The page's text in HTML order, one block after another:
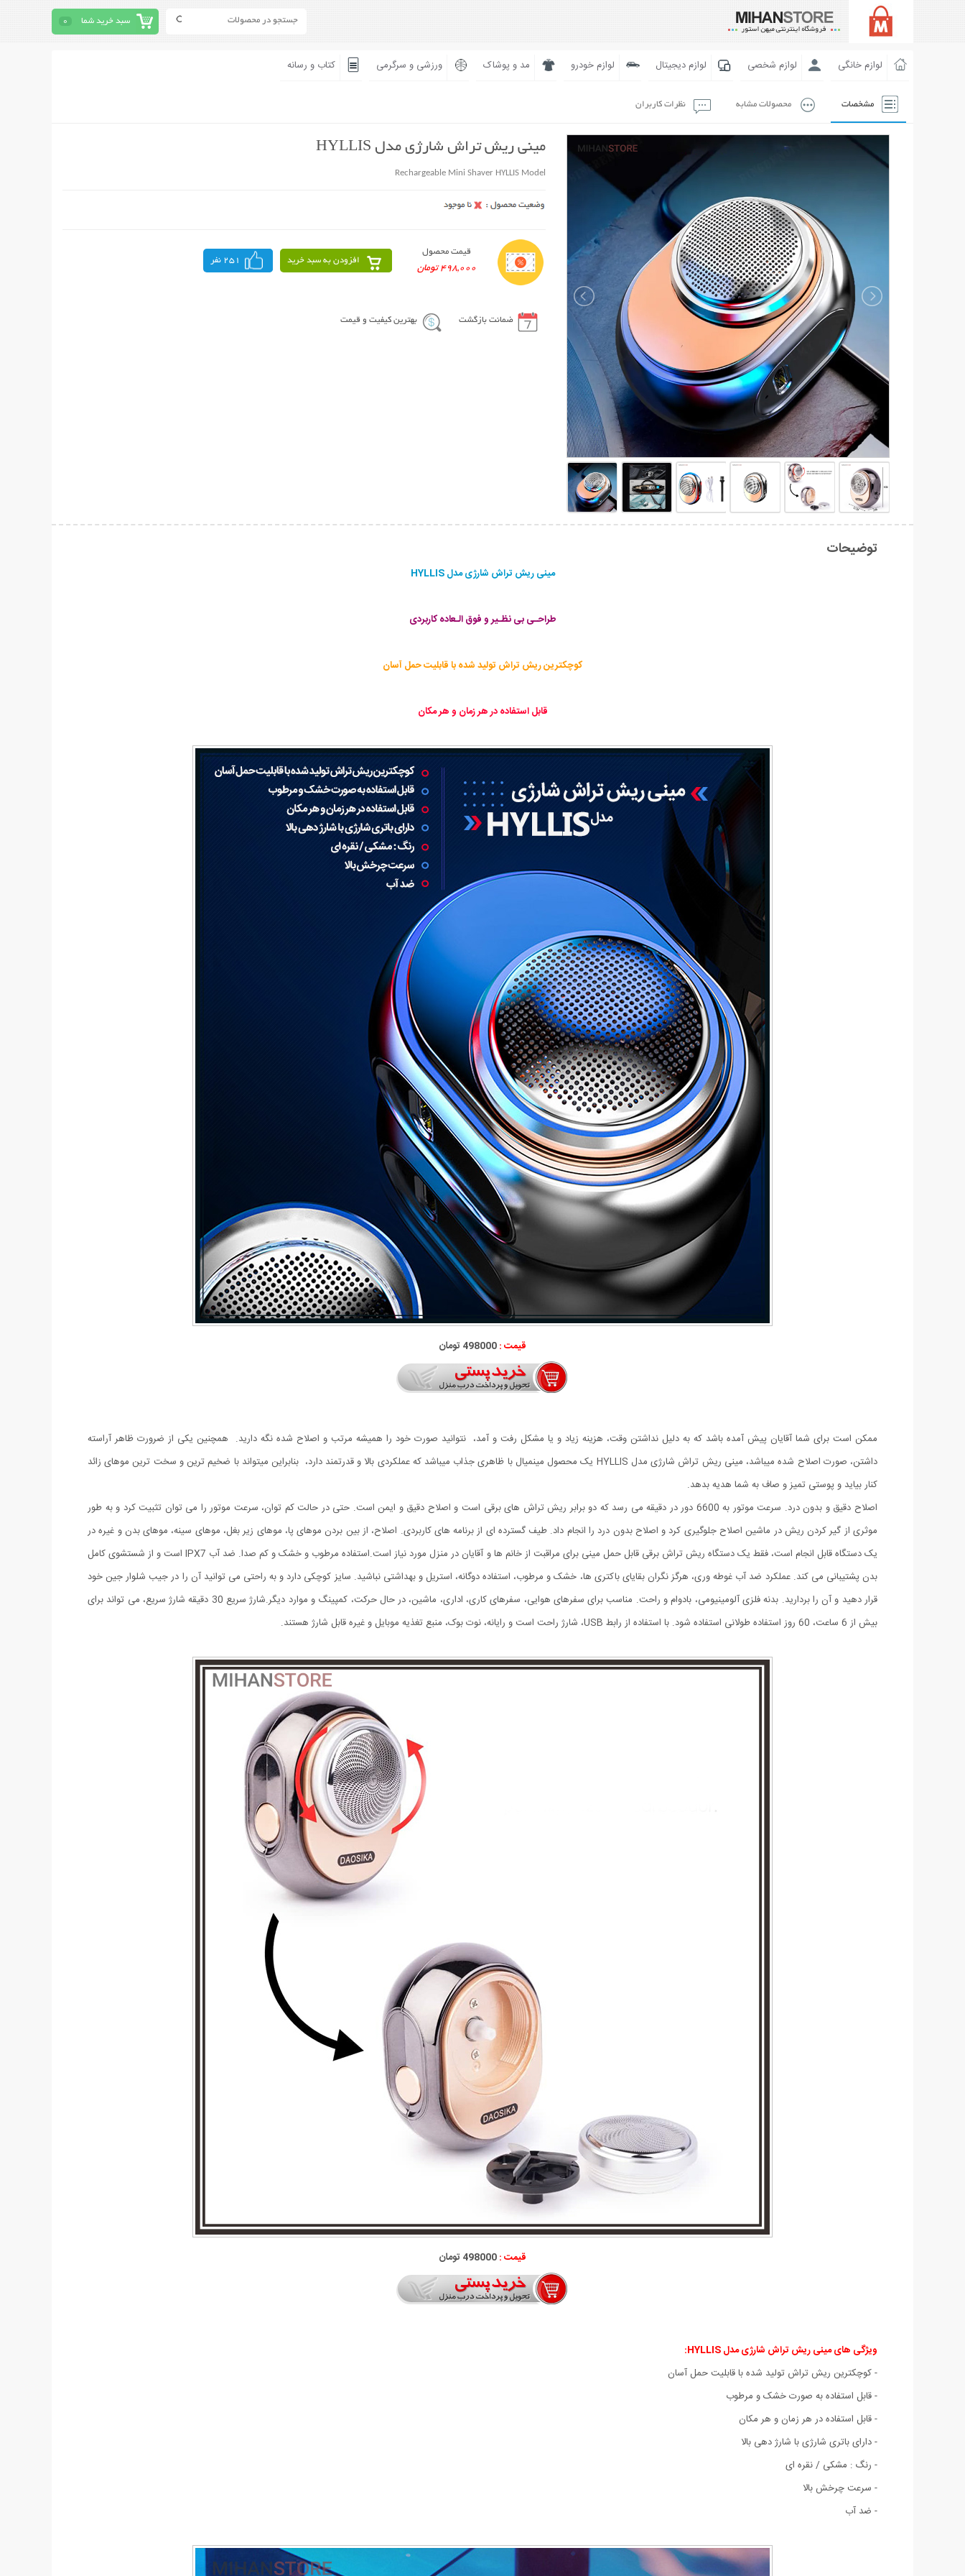
سبد خرید شما 0
لوازم خانگی لوازم شخصی لوازم دیجیتال لوازم خودرو مد و پوشاک ورزشی و سرگرمی کتاب و رسانه
مشخصات محصولات مشابه نظرات کاربران
مینی ریش تراش شارژی مدل HYLLIS
Rechargeable Mini Shaver HYLLIS Model
قیمت محصول
498,000 تومان
افزودن به سبد خرید 251 نفر
ضمانت بازگشت بهترین کیفیت و قیمت
توضیحات
مینی ریش تراش شارژی مدل HYLLIS
طراحـی بی نظـیر و فوق الـعاده کاربردی
کوچکترین ریش تراش تولید شده با قابلیت حمل آسان
قابل استفاده در هر زمان و هر مکان
قیمت :498000 تومان
ممکن است برای شما آقایان پیش آمده باشد که به دلیل نداشتن وقت، هزینه زیاد و یا مشکل رفت و آمد، نتوانید صورت خود را همیشه مرتب و اصلاح شده نگه دارید. همچنین یکی از ضرورت ظاهر آراسته
داشتن، صورت اصلاح شده میباشد، مینی ریش تراش شارژی مدل HYLLIS یک محصول مینمیال با ظاهری جذاب میباشد که عملکردی بالا و قدرتمند دارد، بنابراین میتواند با ضخیم ترین و سخت ترین موهای زائد
کنار بیاید و پوستی تمیز و صاف به شما هدیه بدهد.
اصلاح دقیق و بدون درد. سرعت موتور به 6600 دور در دقیقه می رسد که دو برابر ریش تراش های برقی است و اصلاح دقیق و ایمن است. حتی در حالت کم توان، سرعت موتور را می توان تثبیت کرد و به طور
موثری از گیر کردن ریش در ماشین اصلاح جلوگیری کرد و اصلاح بدون درد را انجام داد. طیف گسترده ای از برنامه های کاربردی. اصلاح، از بین بردن موهای پا، موهای زیر بغل، موهای سینه، موهای بدن و غیره در
یک دستگاه قابل انجام است، فقط یک دستگاه ریش تراش برقی قابل حمل مینی برای مراقبت از خانم ها و آقایان در منزل مورد نیاز است.استفاده مرطوب و خشک و کم صدا. ضد آب IPX7 است و از شستشوی کامل
بدن پشتیبانی می کند. عملکرد ضد آب غوطه وری، هرگز نگران بقایای باکتری ها، خشک و مرطوب، استفاده دوگانه، استریل و بهداشتی نباشید. سایز کوچکی دارد و به راحتی می توانید آن را در جیب شلوار جین خود
قرار دهید و آن را بردارید. بدنه فلزی آلومینیومی، بادوام و راحت. مناسب برای سفرهای هوایی، سفرهای کاری، اداری، ماشین، در حال حرکت، کمپینگ و موارد دیگر.شارژ سریع 30 دقیقه شارژ سریع، می تواند برای
بیش از 6 ساعت، 60 روز استفاده طولانی استفاده شود. با استفاده از رابط USB، شارژ راحت است و رایانه، نوت بوک، منبع تغذیه موبایل و غیره قابل شارژ هستند.
قیمت :498000 تومان
ویژگی های مینی ریش تراش شارژی مدل HYLLIS
:
- کوچکترین ریش تراش تولید شده با قابلیت حمل آسان
- قابل استفاده به صورت خشک و مرطوب
- قابل استفاده در هر زمان و هر مکان
- دارای باتری شارژی با شارژ دهی بالا
- رنگ : مشکی / نقره ای
- سرعت چرخش بالا
- ضد آب